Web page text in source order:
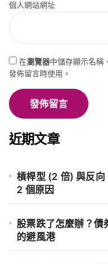
個人網站網址
在瀏覽器中儲存顯示名稱
發佈留言時使用。
近期文章
槓桿型 (2 倍) 與反向
2 個原因
股票跌了怎麼辦？債
的避風港